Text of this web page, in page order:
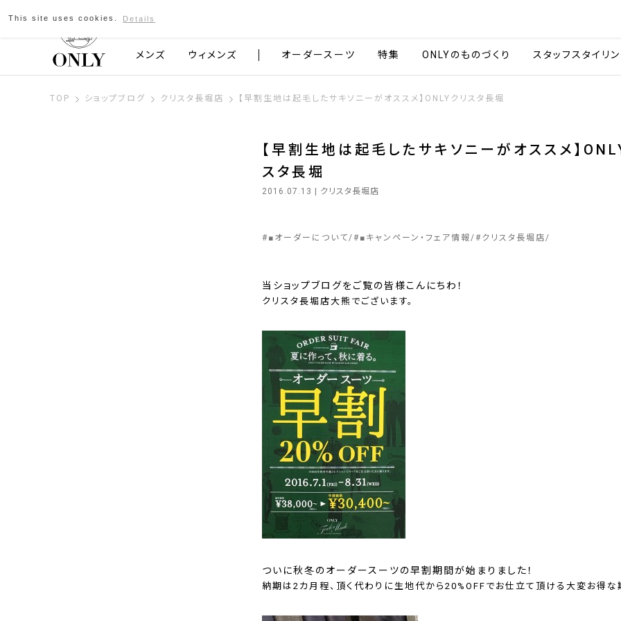
京都発のスーツブランド ONLY
メンズ ウィメンズ オーダースーツ 特集 ONLYのものづくり スタッフスタイリ
TOP ショップブログ クリスタ長堀店 【早割生地は起毛したサキソニーがオススメ】ONLYクリスタ長堀
【早割生地は起毛したサキソニーがオススメ】
スタ長堀
2016.07.13 | クリスタ長堀店
#■オーダーについて #■キャンペーン・フェア情報 #クリスタ長堀店
当ショップブログをご覧の皆様こんにちわ！
クリスタ長堀店大熊でございます。
ついに秋冬のオーダースーツの早割期間が始まりました！
納期は2カ月程、頂く代わりに生地代から20%OFFでお仕立て頂ける大変お得な
This site uses cookies. Details